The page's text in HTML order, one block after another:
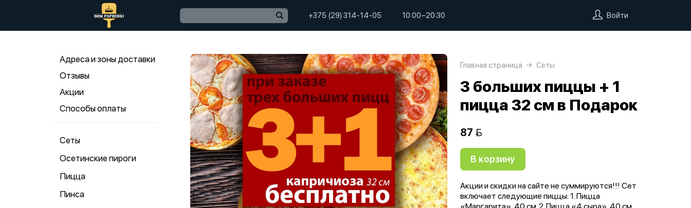
+375 (29) 314-14-05 10:00−20:30 Войти
Адреса и зоны доставки
Отзывы
Акции
Способы оплаты
Сеты
Осетинские пироги
Пицца
Пинса
Главная страница Сеты
3 больших пиццы + 1
пицца 32 см в Подарок
87 
В корзину
Акции и скидки на сайте не суммируются!!! Cет
включает следующие пиццы: 1. Пицца